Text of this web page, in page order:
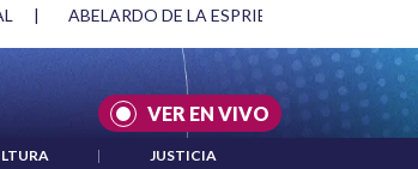
| ABELARDO DE LA ESPRIELLA Y DMG
VER EN VIVO
| JUSTICIA